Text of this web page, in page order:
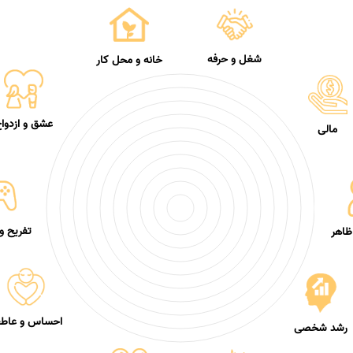
شغل و حرفه
مالی
رشد شخصی احساس و
تفریح
عشق و
خانه و محل کار